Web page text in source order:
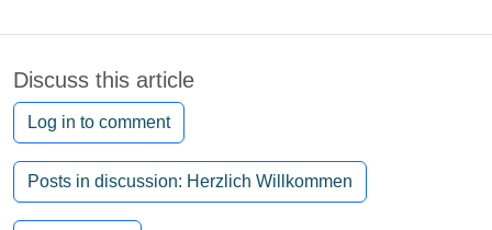
Discuss this article
Log in to comment
Posts in discussion: Herzlich Willkommen